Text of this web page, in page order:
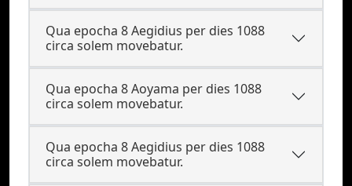
Qua epocha 8 Aegidius per dies 1088
circa solem movebatur.
Qua epocha 8 Aoyama per dies 1088
circa solem movebatur.
Qua epocha 8 Aegidius per dies 1088
circa solem movebatur.